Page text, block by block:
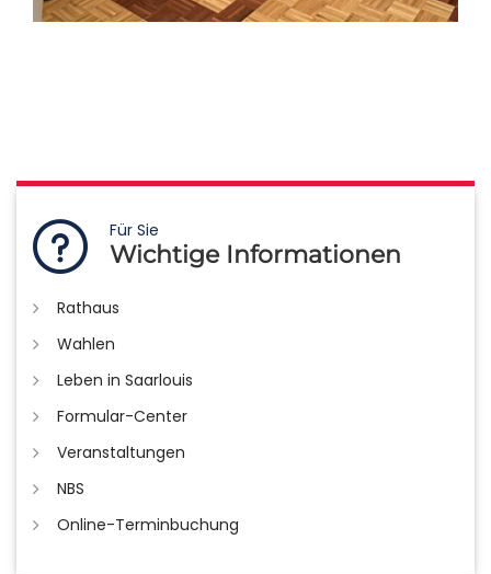
Für Sie
Wichtige Informationen
Rathaus
Wahlen
Leben in Saarlouis
Formular-Center
Veranstaltungen
NBS
Online-Terminbuchung